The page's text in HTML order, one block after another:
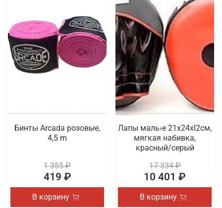
Бинты Arcada розовые,
4,5 m
1 355 ₽
419 ₽
В корзину
Лапы маль›е 21x24xl2cм,
мягкая набивка,
красный/серый
17 334 ₽
10 401 ₽
В корзину